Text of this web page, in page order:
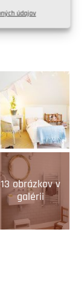
údajov
13 obrázkov v
galérii